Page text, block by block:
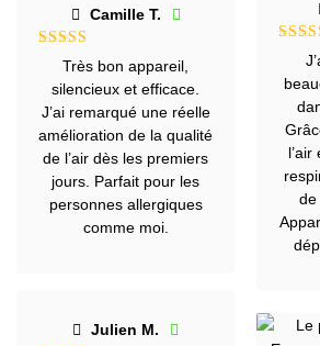
Camille T.
Note 5
sur
Très bon appareil,
silencieux et efficace.
J’ai remarqué une réelle
amélioration de la qualité
de l’air dès les premiers
jours. Parfait pour les
personnes allergiques
comme moi.
Julien M.
Note
de